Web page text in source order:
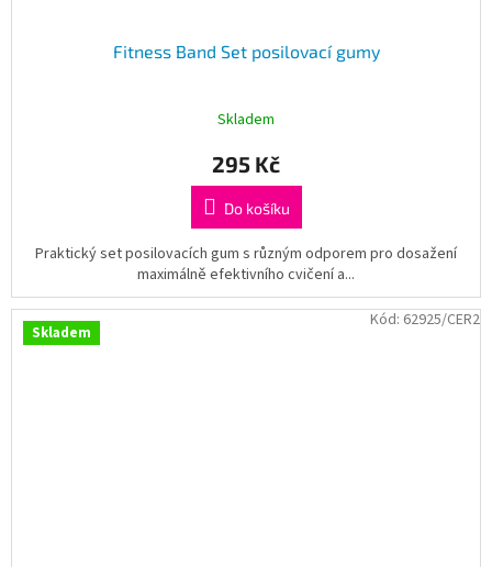
Fitness Band Set posilovací gumy
Skladem
295 Kč
Do košíku
Praktický set posilovacích gum s různým odporem pro dosažení
maximálně efektivního cvičení a...
Skladem
Kód: 62925/CER2